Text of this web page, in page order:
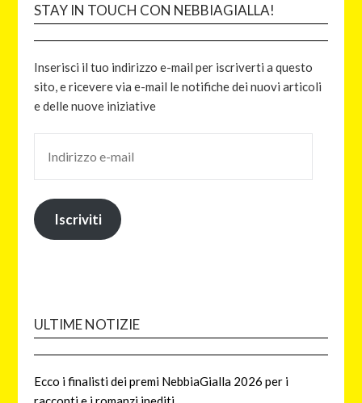
STAY IN TOUCH CON NEBBIAGIALLA!
Inserisci il tuo indirizzo e-mail per iscriverti a questo
sito, e ricevere via e-mail le notifiche dei nuovi articoli
e delle nuove iniziative
Iscriviti
ULTIME NOTIZIE
Ecco i finalisti dei premi NebbiaGialla 2026 per i